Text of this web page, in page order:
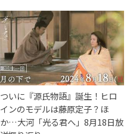
ついに『源氏物語』誕生！ヒロ
インのモデルは藤原定子？ほ
か…大河「光る君へ」8月18日放